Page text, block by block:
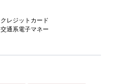
クレジットカード
交通系電子マネー